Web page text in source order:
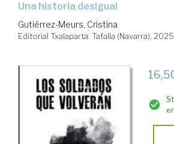
Una historia desigual
Gutiérrez-Meurs, Cristina
Editorial Txalaparta. Tafalla (Navarra), 2025